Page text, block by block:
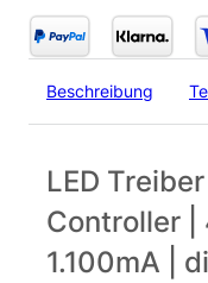
Beschreibung
LED
Controller |
1.100mA |